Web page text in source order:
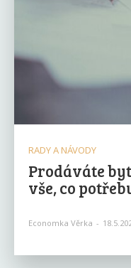
RADY A NÁVODY
Prodáváte
vše, co
Economka Věrka -